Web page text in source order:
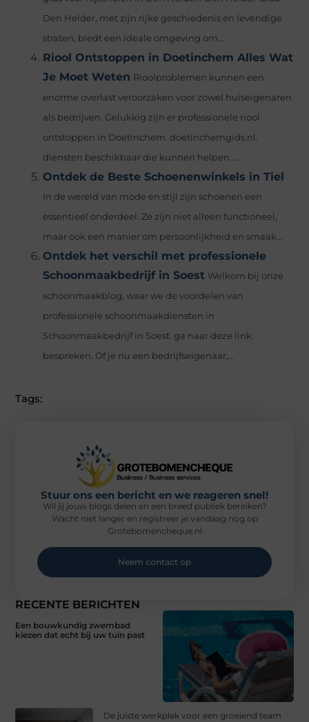
Den Helder, met zijn rijke geschiedenis en levendige
straten, biedt een ideale omgeving om...
Riool Ontstoppen in Doetinchem Alles Wat
Je Moet Weten Rioolproblemen kunnen een
enorme overlast veroorzaken voor zowel huiseigenaren
als bedrijven. Gelukkig zijn er professionele riool
ontstoppen in Doetinchem. doetinchemgids.nl.
diensten beschikbaar die kunnen helpen....
Ontdek de Beste Schoenenwinkels in Tiel
In de wereld van mode en stijl zijn schoenen een
essentieel onderdeel. Ze zijn niet alleen functioneel,
maar ook een manier om persoonlijkheid en smaak...
Ontdek het verschil met professionele
Schoonmaakbedrijf in Soest Welkom bij onze
schoonmaakblog, waar we de voordelen van
professionele schoonmaakdiensten in
Schoonmaakbedrijf in Soest. ga naar deze link.
bespreken. Of je nu een bedrijfseigenaar,...
Tags:
RECENTE BERICHTEN
Een bouwkundig zwembad
kiezen dat echt bij uw tuin past
De juiste werkplek voor een groeiend team
Stuur ons een bericht en we reageren snel!
Wil jij jouw blogs delen en een breed publiek bereiken?
Wacht niet langer en registreer je vandaag nog op
Grotebomencheque.nl
Neem contact op